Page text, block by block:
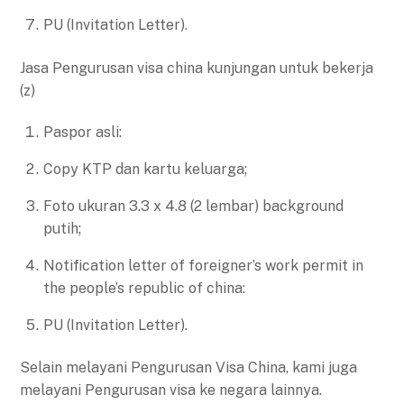
PU (Invitation Letter).
Jasa Pengurusan visa china kunjungan untuk bekerja
(z)
Paspor asli:
Copy KTP dan kartu keluarga;
Foto ukuran 3.3 x 4.8 (2 lembar) background
putih;
Notification letter of foreigner’s work permit in
the people’s republic of china:
PU (Invitation Letter).
Selain melayani Pengurusan Visa China, kami juga
melayani Pengurusan visa ke negara lainnya.